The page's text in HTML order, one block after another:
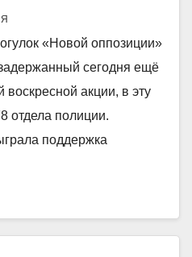
«Новой оппозиции»
сегодня ещё
акции, в эту
отдела полиции.
поддержка